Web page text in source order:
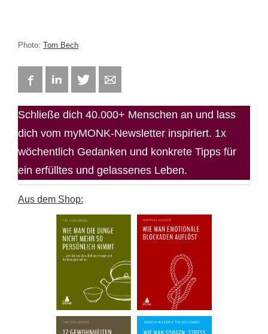
Photo: Tom Bech
FacebookLinkedIn Twitter
Schließe dich 40.000+ Menschen an und lass
dich vom myMONK-Newsletter inspiriert. 1x
wöchentlich Gedanken und konkrete Tipps für
ein erfülltes und gelassenes Leben.
Aus dem Shop: